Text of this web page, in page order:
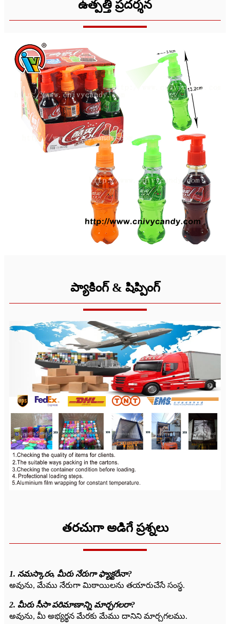
ఉత్పత్తి ప్రదర్శన
ప్యాకింగ్ & షిప్పింగ్
తరచుగా అడిగే ప్రశ్నలు
1. నమస్కారం, మీరు నేరుగా ఫ్యాక్టరీనా?
అవును, మేము నేరుగా మిఠాయిలను తయారుచేసే సంస్థ.
2. మీరు సీసా పరిమాణాన్ని మార్చగలరా?
అవును, మీ అభ్యర్థన మేరకు మేము దానిని మార్చగలము.